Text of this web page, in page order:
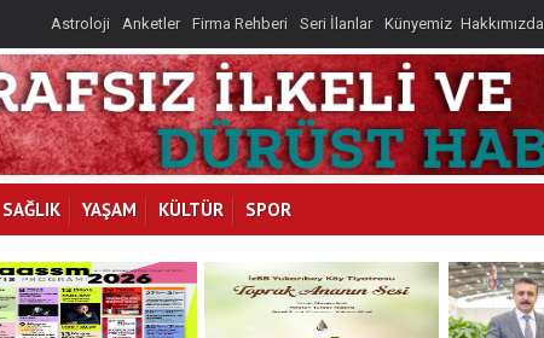
Astroloji Anketler Firma Rehberi Seri İlanlar Künyemiz Hakkımızda
SAĞLIK YAŞAM KÜLTÜR SPOR